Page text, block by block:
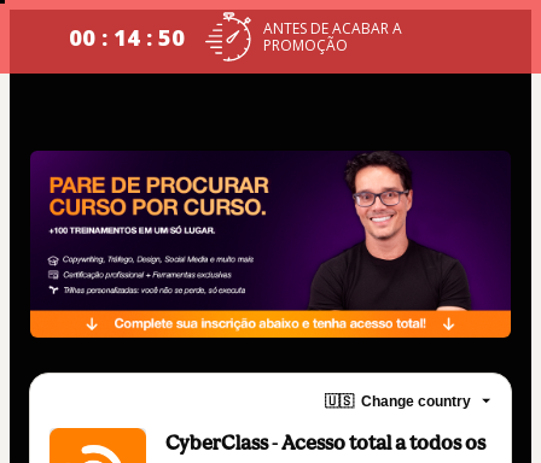
00 : 14 : 49
ANTES DE ACABAR A
PROMOÇÃO
🇺🇸 Change country
CyberClass - Acesso total a todos os